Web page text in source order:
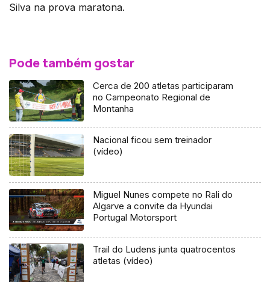
Silva na prova maratona.
Pode também gostar
Cerca de 200 atletas participaram
no Campeonato Regional de
Montanha
Nacional ficou sem treinador
(vídeo)
Miguel Nunes compete no Rali do
Algarve a convite da Hyundai
Portugal Motorsport
Trail do Ludens junta quatrocentos
atletas (vídeo)